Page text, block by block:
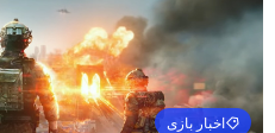
اخبار بازی